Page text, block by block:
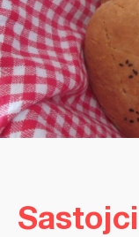
Sastojci